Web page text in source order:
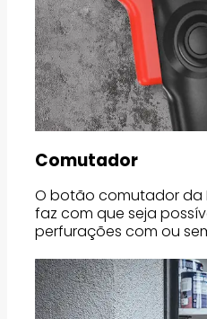
Comutador
O botão comutador da
faz com que seja
perfurações com ou